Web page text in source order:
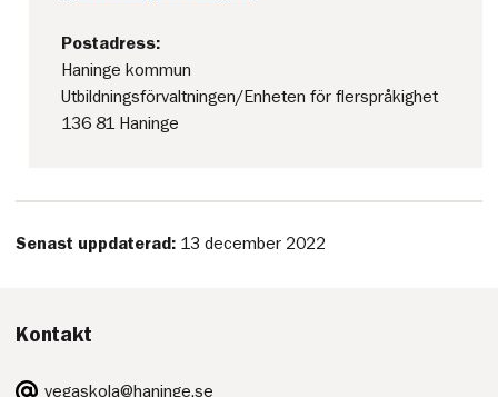
Postadress:
Haninge kommun
Utbildningsförvaltningen/Enheten för flerspråkighet
136 81 Haninge
Senast uppdaterad: 13 december 2022
Kontakt
E-
vegaskola@haninge.se